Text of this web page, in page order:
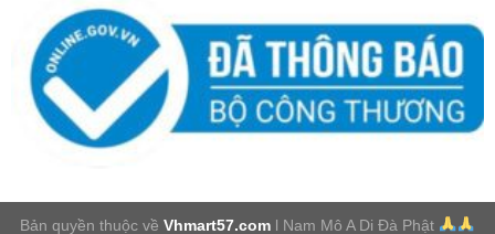
Bản quyền thuộc vềVhmart57.com l Nam Mô A Di Đà Phật